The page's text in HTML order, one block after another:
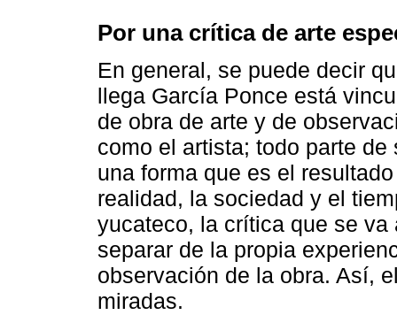
Por una crítica de arte
En general, se puede decir
llega García Ponce está
de obra de arte y de
como el artista; todo parte
una forma que es el
realidad, la sociedad y el
yucateco, la crítica que se
separar de la propia
observación de la obra. Así,
miradas.